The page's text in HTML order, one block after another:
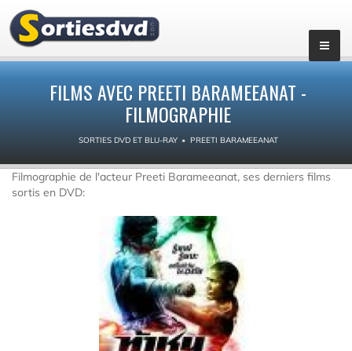
FILMS AVEC PREETI BARAMEEANAT -
FILMOGRAPHIE
SORTIES DVD ET BLU-RAY PREETI BARAMEEANAT
Filmographie de l'acteur Preeti Barameeanat, ses derniers films
sortis en DVD: